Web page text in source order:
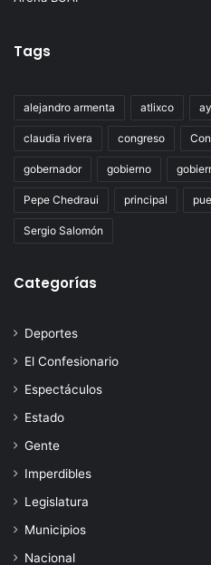
Tags
alejandro armenta atlixco
claudia rivera congreso
gobernador gobierno
Pepe Chedraui principal
Sergio Salomón
Categorías
Deportes
El Confesionario
Espectáculos
Estado
Gente
Imperdibles
Legislatura
Municipios
Nacional